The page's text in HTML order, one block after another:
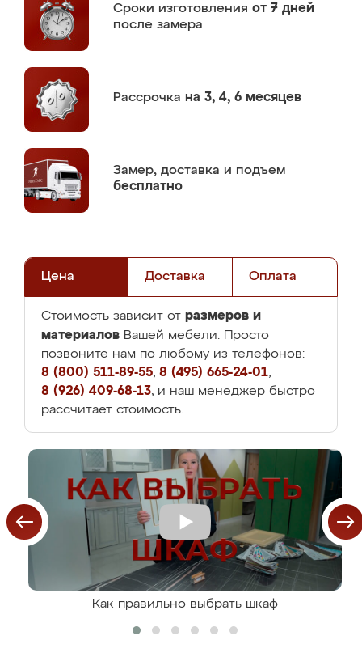
Сроки изготовления от 7 дней
после замера
Рассрочка на 3, 4, 6 месяцев
Замер, доставка и подъем
бесплатно
Цена Доставка Оплата
Стоимость зависит от размеров и
материалов Вашей мебели. Просто
позвоните нам по любому из телефонов:
8 (800) 511-89-55, 8 (495) 665-24-01,
8 (926) 409-68-13, и наш менеджер быстро
рассчитает стоимость.
Как правильно выбрать шкаф